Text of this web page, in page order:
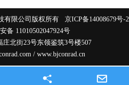
有限公司版权所有 京ICP备14008679号-2
备 11010502047924号
北街23号东领鉴筑3号楼507
/ www.bjconrad.cn